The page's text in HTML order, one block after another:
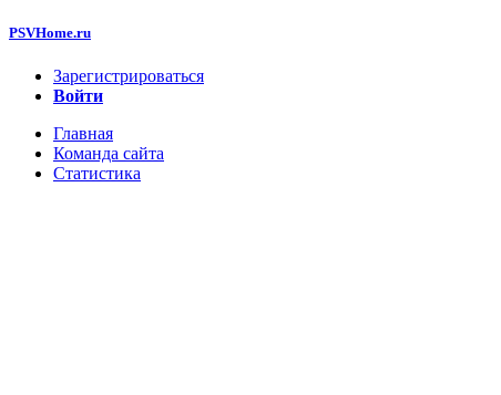
PSVHome.ru
Зарегистрироваться
Войти
Главная
Команда сайта
Статистика